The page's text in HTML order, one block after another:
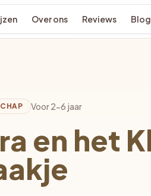
Over ons Reviews
Voor 2-6 jaar
en het